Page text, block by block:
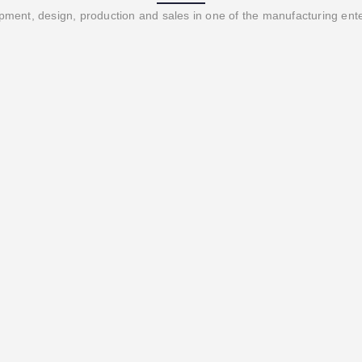
design, production and sales in one of the manufacturing